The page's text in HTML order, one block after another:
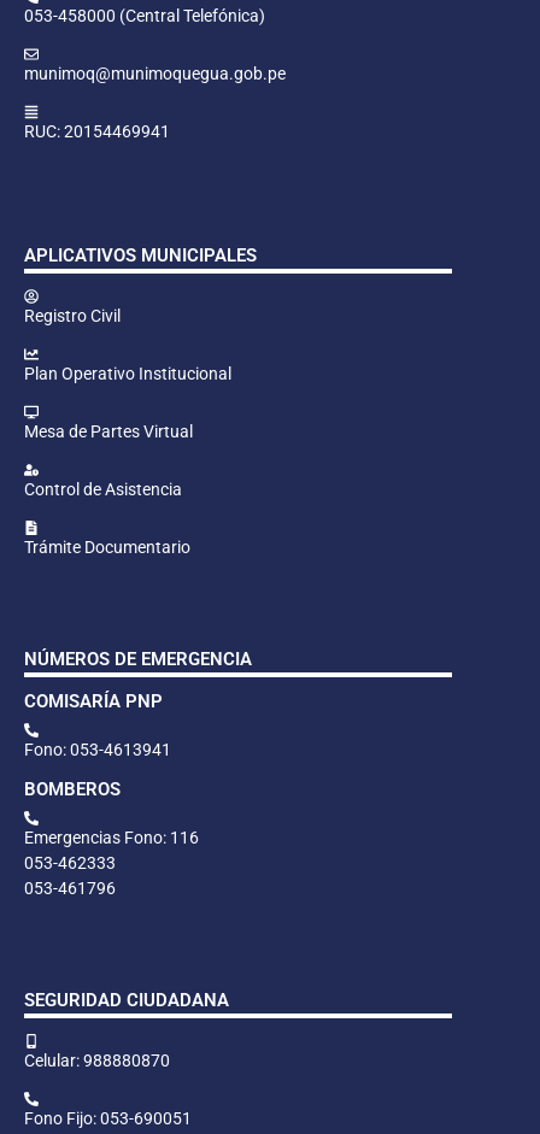
053-458000 (Central Telefónica)
munimoq@munimoquegua.gob.pe
RUC: 20154469941
APLICATIVOS MUNICIPALES
Registro Civil
Plan Operativo Institucional
Mesa de Partes Virtual
Control de Asistencia
Trámite Documentario
NÚMEROS DE EMERGENCIA
COMISARÍA PNP
Fono: 053-4613941
BOMBEROS
Emergencias Fono: 116
053-462333
053-461796
SEGURIDAD CIUDADANA
Celular: 988880870
Fono Fijo: 053-690051